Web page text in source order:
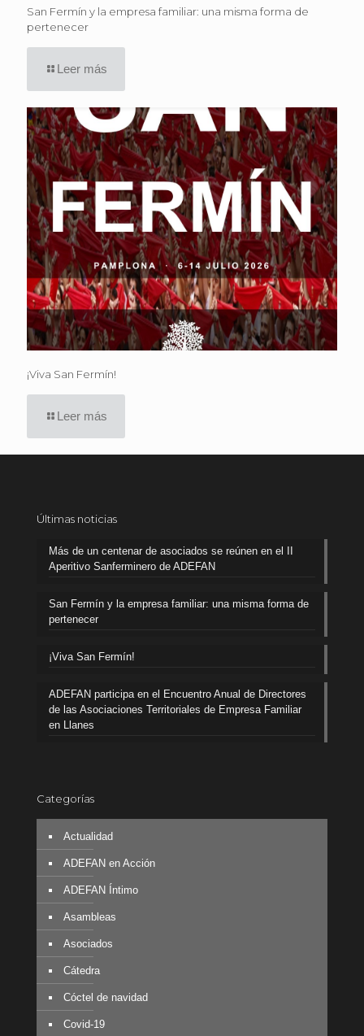
San Fermín y la empresa familiar: una misma forma de
pertenecer
Leer más
¡Viva San Fermín!
Leer más
Últimas noticias
Más de un centenar de asociados se reúnen en el II
Aperitivo Sanferminero de ADEFAN
San Fermín y la empresa familiar: una misma forma de
pertenecer
¡Viva San Fermín!
ADEFAN participa en el Encuentro Anual de Directores
de las Asociaciones Territoriales de Empresa Familiar
en Llanes
Categorías
Actualidad
ADEFAN en Acción
ADEFAN Íntimo
Asambleas
Asociados
Cátedra
Cóctel de navidad
Covid-19